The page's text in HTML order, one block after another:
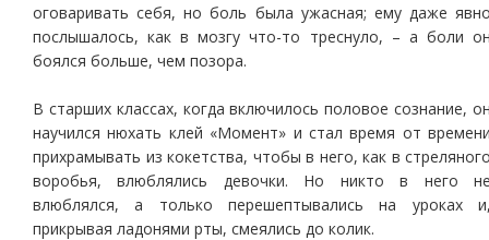
оговаривать себя, но боль была ужасная; ему даже
послышалось, как в мозгу что-то треснуло, – а боли
боялся больше, чем позора.
В старших классах, когда включилось половое сознание,
научился нюхать клей «Момент» и стал время от
прихрамывать из кокетства, чтобы в него, как в
воробья, влюблялись девочки. Но никто в него
влюблялся, а только перешептывались на уроках
прикрывая ладонями рты, смеялись до колик.